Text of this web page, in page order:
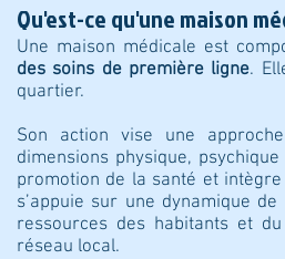
Qu'est-ce qu'une maison
Une maison médicale est
des soins de première ligne.
quartier.
Son action vise une
dimensions physique,
promotion de la santé et
s’appuie sur une dynamique
ressources des habitants et
réseau local.